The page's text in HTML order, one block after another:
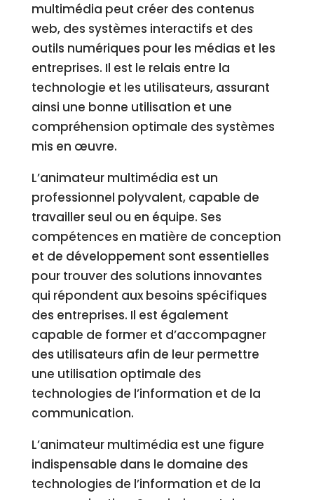
multimédia peut créer des contenus
web, des systèmes interactifs et des
outils numériques pour les médias et les
entreprises. Il est le relais entre la
technologie et les utilisateurs, assurant
ainsi une bonne utilisation et une
compréhension optimale des systèmes
mis en œuvre.
L’animateur multimédia est un
professionnel polyvalent, capable de
travailler seul ou en équipe. Ses
compétences en matière de conception
et de développement sont essentielles
pour trouver des solutions innovantes
qui répondent aux besoins spécifiques
des entreprises. Il est également
capable de former et d’accompagner
des utilisateurs afin de leur permettre
une utilisation optimale des
technologies de l’information et de la
communication.
L’animateur multimédia est une figure
indispensable dans le domaine des
technologies de l’information et de la